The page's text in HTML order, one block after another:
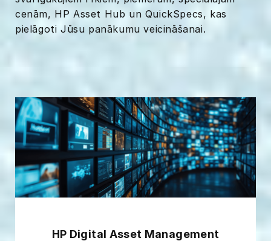
cenām, HP Asset Hub un QuickSpecs, kas
pielāgoti Jūsu panākumu veicināšanai.
HP Digital Asset Management